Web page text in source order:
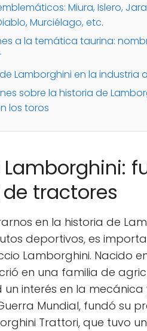
Miura, Islero,
Murciélago, etc.
a la temática taurina:
Lamborghini en la industria
sobre la historia de
los toros
Lamborghini:
tractores
en la historia de
deportivos, es
Lamborghini. Nacido
en una familia de
interés en la mecánica
Mundial, fundó su
Trattori, que tuvo